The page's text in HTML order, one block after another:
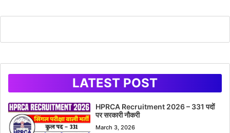
LATEST POST
HPRCA Recruitment 2026 – 331 पदों
पर सरकारी नौकरी
March 3, 2026